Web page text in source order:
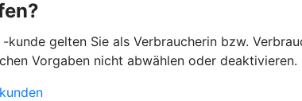
kunde gelten Sie als Verbraucherin bzw.
Vorgaben nicht abwählen oder deaktivieren.